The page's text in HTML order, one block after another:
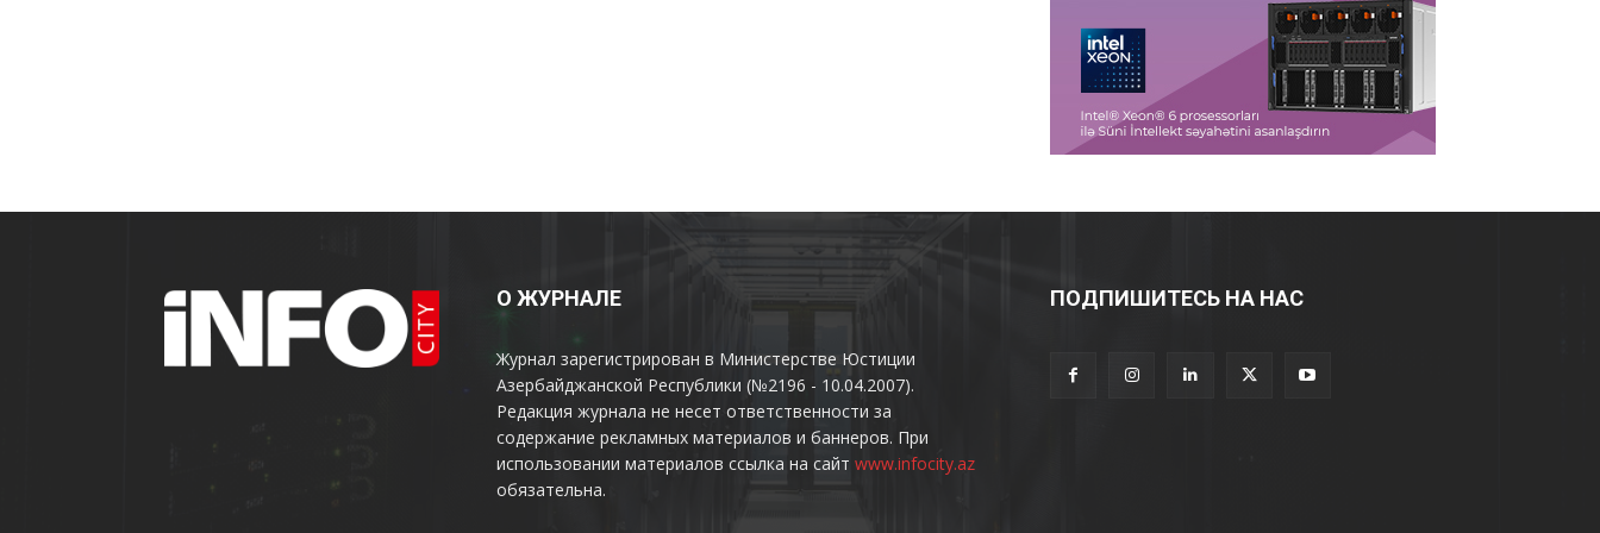
О ЖУРНАЛЕ
Журнал зарегистрирован в Министерстве Юстиции
Азербайджанской Республики (№2196 - 10.04.2007).
Редакция журнала не несет ответственности за
содержание рекламных материалов и баннеров. При
использовании материалов ссылка на сайт www.infocity.az
обязательна.
ПОДПИШИТЕСЬ НА НАС